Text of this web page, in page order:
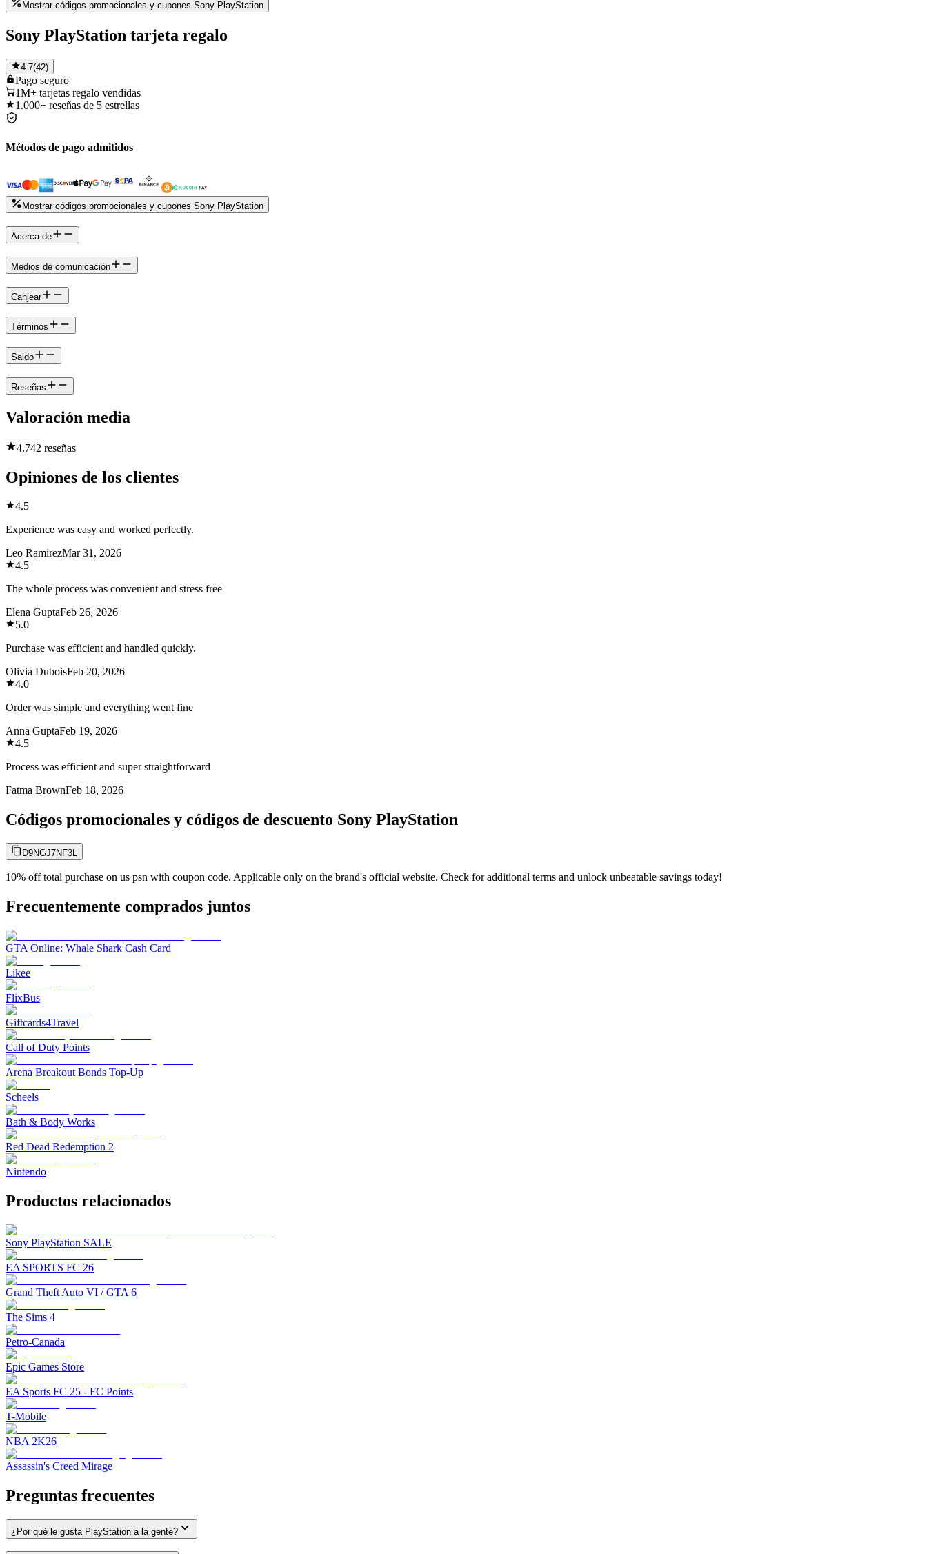
Mostrar códigos promocionales y cupones Sony PlayStation
Sony PlayStation tarjeta regalo
4.7(42)
Pago seguro
1M+ tarjetas regalo vendidas
1.000+ reseñas de 5 estrellas
Métodos de pago admitidos
Mostrar códigos promocionales y cupones Sony PlayStation
Acerca de
Medios de comunicación
Canjear
Términos
Saldo
Reseñas
Valoración media
4.742 reseñas
Opiniones de los clientes
4.5
Experience was easy and worked perfectly.
Leo RamirezMar 31, 2026
4.5
The whole process was convenient and stress free
Elena GuptaFeb 26, 2026
5.0
Purchase was efficient and handled quickly.
Olivia DuboisFeb 20, 2026
4.0
Order was simple and everything went fine
Anna GuptaFeb 19, 2026
4.5
Process was efficient and super straightforward
Fatma BrownFeb 18, 2026
Códigos promocionales y códigos de descuento Sony PlayStation
D9NGJ7NF3L
10% off total purchase on us psn with coupon code. Applicable only on the brand's official website. Check for additional terms and unlock unbeatable savings today!
Frecuentemente comprados juntos
GTA Online: Whale Shark Cash Card
Likee
FlixBus
Giftcards4Travel
Call of Duty Points
Arena Breakout Bonds Top-Up
Scheels
Bath & Body Works
Red Dead Redemption 2
Nintendo
Productos relacionados
Sony PlayStation SALE
EA SPORTS FC 26
Grand Theft Auto VI / GTA 6
The Sims 4
Petro-Canada
Epic Games Store
EA Sports FC 25 - FC Points
T-Mobile
NBA 2K26
Assassin's Creed Mirage
Preguntas frecuentes
¿Por qué le gusta PlayStation a la gente?